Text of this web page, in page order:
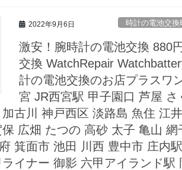
2022年9月6日 時計の電池交
激安！腕時計の電池交換 880
交換 WatchRepair
計の電池交換のお店プラスワ
宮 JR西宮駅 甲子園口 芦屋
古川 神戸西区 淡路島 魚住 江
広畑 たつの 高砂 太子 亀山
箕面市 池田 川西 豊中市 庄内
イナー 御影 六甲アイランド駅